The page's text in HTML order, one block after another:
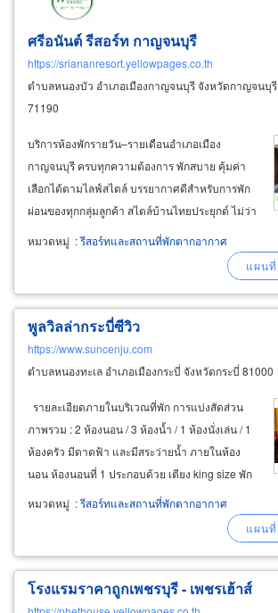
ศรีอนันต์ รีสอร์ท กาญจนบุรี
https://sriananresort.yellowpages.co.th
ตำบลหนองบัว อำเภอเมืองกาญจนบุรี จังหวัดกาญจนบุรี
71190
บริการห้องพักรายวัน–รายเดือนอำเภอเมือง
กาญจนบุรี ครบทุกความต้องการ พักสบาย คุ้มค่า
เลือกได้ตามไลฟ์สไตล์ บรรยากาศดีสำหรับการพัก
ผ่อนของทุกกลุ่มลูกค้า สไตล์บ้านไทยประยุกต์ ไม่ว่า
จะมาเที่ยว ทำงาน หรือจัดกิจกรรมเป็นหมู่คณะ เรา
มีบริการห้องพักหลายประเภทให้เลือกอย่างเหมาะ
หมวดหมู่ :รีสอร์ทและสถานที่พักตากอากาศ
พูลวิลล่ากระบี่ซีวิว
https://www.suncenju.com
ตำบลหนองทะเล อำเภอเมืองกระบี่ จังหวัดกระบี่ 81000
รายละเอียดภายในบริเวณที่พัก การแบ่งสัดส่วน
ภาพรวม : 2 ห้องนอน / 3 ห้องน้ำ / 1 ห้องนั่งเล่น / 1
ห้องครัว มีดาดฟ้า และมีสระว่ายน้ำ ภายในห้อง
นอน ห้องนอนที่ 1 ประกอบด้วย เตียง king size พัก
ได้ 2 คน มีทีวีในห้อง และห้องน้ำในตัว พร้อม
หมวดหมู่ :รีสอร์ทและสถานที่พักตากอากาศ
โรงแรมราคาถูกเพชรบุรี - เพชรเฮ้าส์